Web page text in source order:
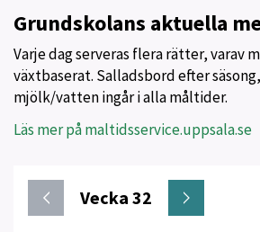
Grundskolans aktuella
Varje dag serveras flera rätter, varav
växtbaserat. Salladsbord efter
mjölk/vatten ingår i alla måltider.
Läs mer på maltidsservice.uppsala.se
Vecka 32